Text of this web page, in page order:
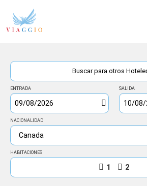
Buscar para otros
ENTRADA SALIDA
NACIONALIDAD
HABITACIONES
1 2